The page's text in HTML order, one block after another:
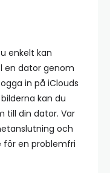
enkelt kan
en dator genom
in på iClouds
kan du
till din dator. Var
och
för en problemfri